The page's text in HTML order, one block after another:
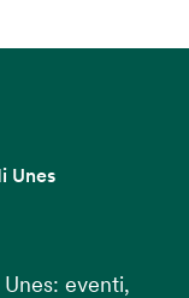
Unes
eventi,